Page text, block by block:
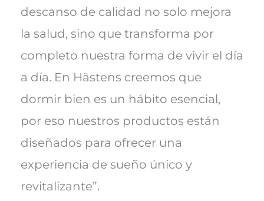
descanso de calidad no solo mejora
la salud, sino que transforma por
completo nuestra forma de vivir el día
a día. En Hästens creemos que
dormir bien es un hábito esencial,
por eso nuestros productos están
diseñados para ofrecer una
experiencia de sueño único y
revitalizante”.